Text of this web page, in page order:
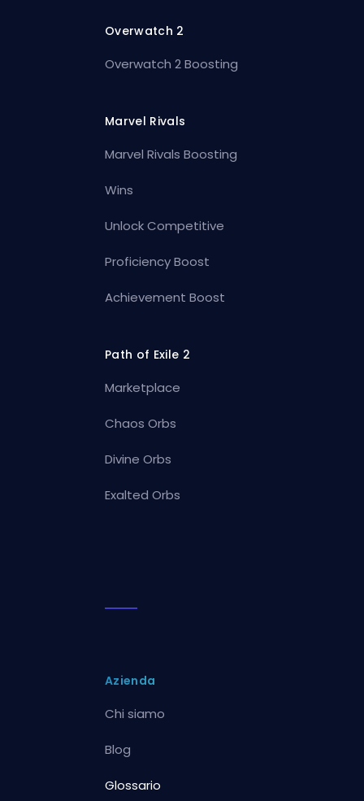
Overwatch 2
Overwatch 2 Boosting
Marvel Rivals
Marvel Rivals Boosting
Wins
Unlock Competitive
Proficiency Boost
Achievement Boost
Path of Exile 2
Marketplace
Chaos Orbs
Divine Orbs
Exalted Orbs
Azienda
Chi siamo
Blog
Glossario